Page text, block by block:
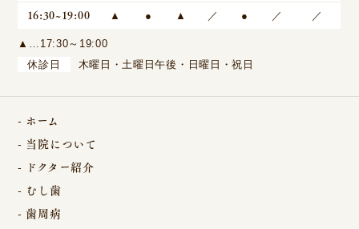
16:30~19:00 ▲ ● ▲ ／ ● ／ ／
▲…17:30～19:00
休診日
木曜日・土曜日午後・日曜日・祝日
ホーム
当院について
ドクター紹介
むし歯
歯周病